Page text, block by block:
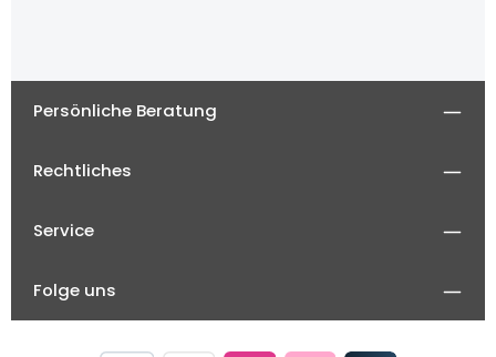
Persönliche Beratung
Rechtliches
Service
Folge uns